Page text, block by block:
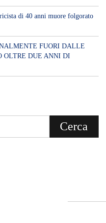
di 40 anni muore folgorato
FUORI DALLE
OLTRE DUE ANNI DI